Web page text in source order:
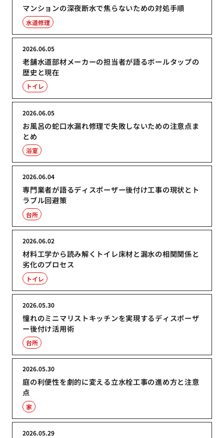
マンションの深夜断水で焦らないための対処手順
水道修理
老舗水道部材メーカーの担当者が語るボールタップの
歴史と現在
2026.06.05
トイレ
お風呂の蛇口水漏れ修理で失敗しないための注意点ま
とめ
2026.06.05
浴室
専門業者が語るディスポーザー後付け工事の現状とト
ラブル回避策
2026.06.04
台所
材料工学から読み解くトイレ床材と漏水の相関関係と
劣化のプロセス
2026.06.02
トイレ
憧れのミニマリストキッチンを実現するディスポーザ
ー後付け活用術
2026.05.30
台所
庭の利便性を劇的に変える立水栓工事の進め方と注意
点
2026.05.30
家
2026.05.29